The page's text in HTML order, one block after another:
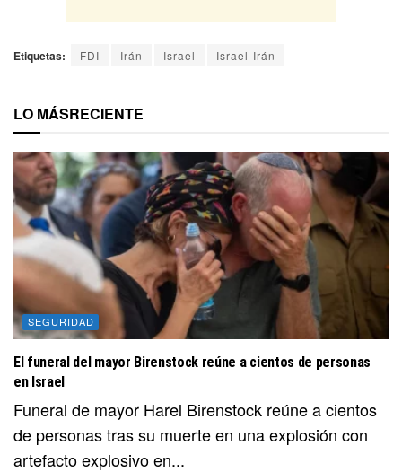
Etiquetas: FDI Irán Israel Israel-Irán
LO MÁSRECIENTE
SEGURIDAD
El funeral del mayor Birenstock reúne a cientos de personas
en Israel
Funeral de mayor Harel Birenstock reúne a cientos
de personas tras su muerte en una explosión con
artefacto explosivo en...